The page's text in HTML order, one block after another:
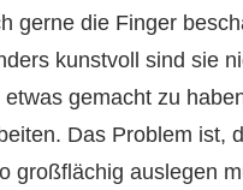
gerne die Finger
kunstvoll sind sie
gemacht zu
Das Problem ist,
großflächig auslegen